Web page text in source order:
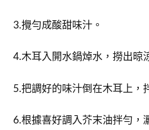
3.攪勻成酸甜味汁。
4.木耳入開水鍋焯水，撈出晾
5.把調好的味汁倒在木耳上，
6.根據喜好調入芥末油拌勻，